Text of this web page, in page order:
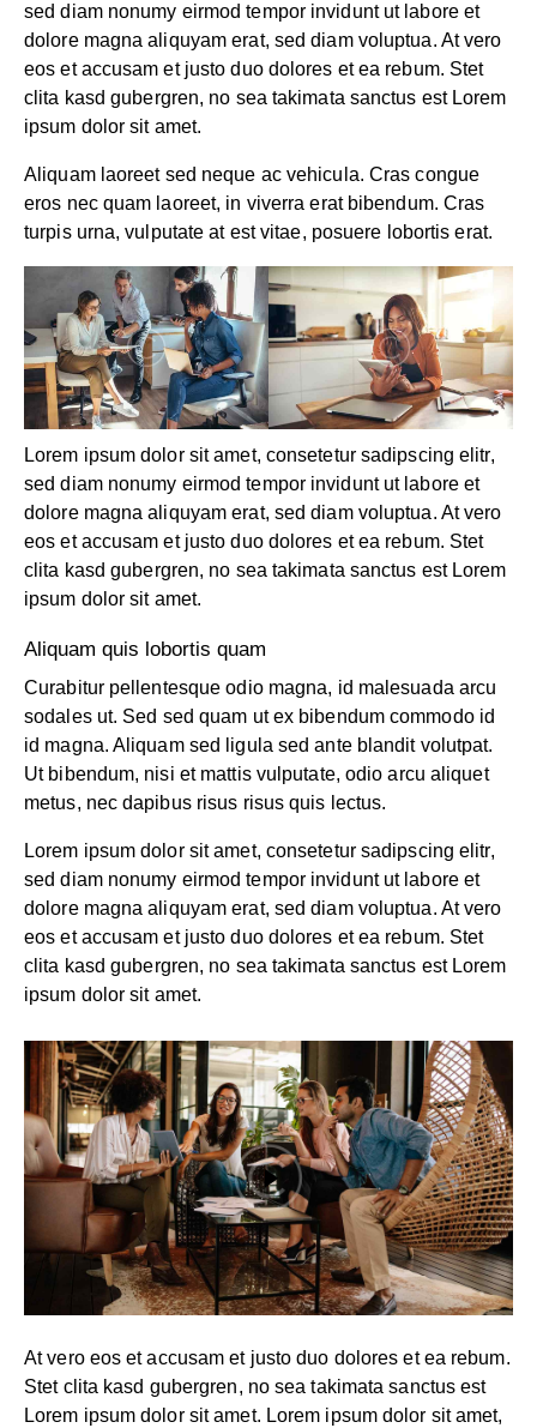
sed diam nonumy eirmod tempor invidunt ut labore et
dolore magna aliquyam erat, sed diam voluptua. At vero
eos et accusam et justo duo dolores et ea rebum. Stet
clita kasd gubergren, no sea takimata sanctus est Lorem
ipsum dolor sit amet.
Aliquam laoreet sed neque ac vehicula. Cras congue
eros nec quam laoreet, in viverra erat bibendum. Cras
turpis urna, vulputate at est vitae, posuere lobortis erat.
Lorem ipsum dolor sit amet, consetetur sadipscing elitr,
sed diam nonumy eirmod tempor invidunt ut labore et
dolore magna aliquyam erat, sed diam voluptua. At vero
eos et accusam et justo duo dolores et ea rebum. Stet
clita kasd gubergren, no sea takimata sanctus est Lorem
ipsum dolor sit amet.
Aliquam quis lobortis quam
Curabitur pellentesque odio magna, id malesuada arcu
sodales ut. Sed sed quam ut ex bibendum commodo id
id magna. Aliquam sed ligula sed ante blandit volutpat.
Ut bibendum, nisi et mattis vulputate, odio arcu aliquet
metus, nec dapibus risus risus quis lectus.
Lorem ipsum dolor sit amet, consetetur sadipscing elitr,
sed diam nonumy eirmod tempor invidunt ut labore et
dolore magna aliquyam erat, sed diam voluptua. At vero
eos et accusam et justo duo dolores et ea rebum. Stet
clita kasd gubergren, no sea takimata sanctus est Lorem
ipsum dolor sit amet.
At vero eos et accusam et justo duo dolores et ea rebum.
Stet clita kasd gubergren, no sea takimata sanctus est
Lorem ipsum dolor sit amet. Lorem ipsum dolor sit amet,